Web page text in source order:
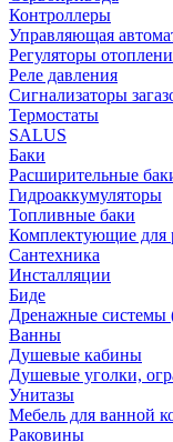
Контроллеры
Управляющая
Регуляторы
Реле давления
Сигнализаторы
Термостаты
SALUS
Баки
Расширительные
Гидроаккумуляторы
Топливные баки
Комплектующие для
Сантехника
Инсталляции
Биде
Дренажные системы
Ванны
Душевые кабины
Душевые уголки,
Унитазы
Мебель для ванной
Раковины